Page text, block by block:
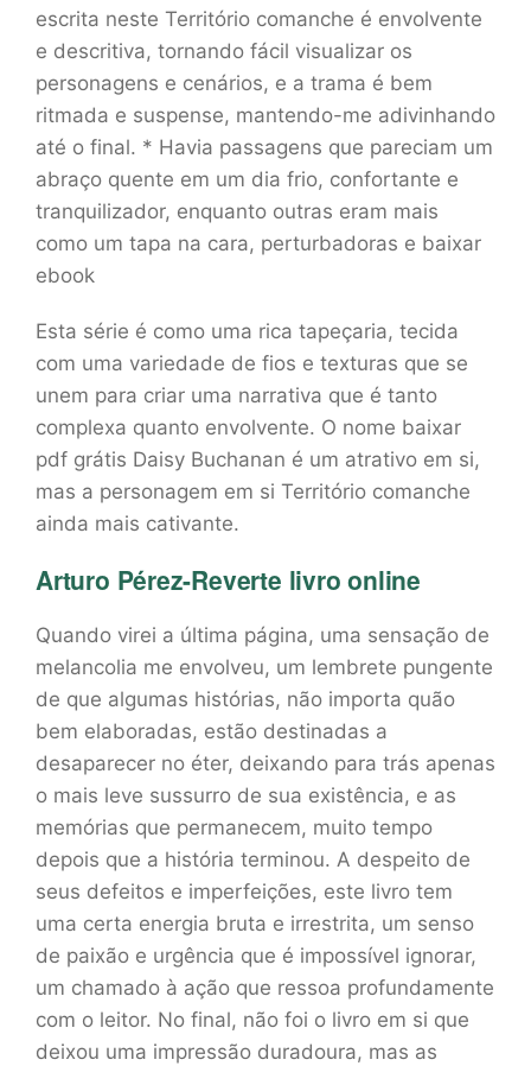
escrita neste Território comanche é envolvente
e descritiva, tornando fácil visualizar os
personagens e cenários, e a trama é bem
ritmada e suspense, mantendo-me adivinhando
até o final. * Havia passagens que pareciam um
abraço quente em um dia frio, confortante e
tranquilizador, enquanto outras eram mais
como um tapa na cara, perturbadoras e baixar
ebook
Esta série é como uma rica tapeçaria, tecida
com uma variedade de fios e texturas que se
unem para criar uma narrativa que é tanto
complexa quanto envolvente. O nome baixar
pdf grátis Daisy Buchanan é um atrativo em si,
mas a personagem em si Território comanche
ainda mais cativante.
Arturo Pérez-Reverte livro online
Quando virei a última página, uma sensação de
melancolia me envolveu, um lembrete pungente
de que algumas histórias, não importa quão
bem elaboradas, estão destinadas a
desaparecer no éter, deixando para trás apenas
o mais leve sussurro de sua existência, e as
memórias que permanecem, muito tempo
depois que a história terminou. A despeito de
seus defeitos e imperfeições, este livro tem
uma certa energia bruta e irrestrita, um senso
de paixão e urgência que é impossível ignorar,
um chamado à ação que ressoa profundamente
com o leitor. No final, não foi o livro em si que
deixou uma impressão duradoura, mas as